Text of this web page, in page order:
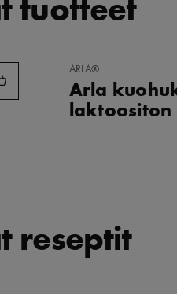
LISÄÄ
ARLA®
Arla
laktoositon
reseptit